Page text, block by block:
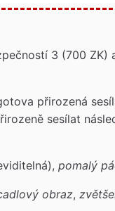
3 (700 ZK)
přirozená
sesílat
pomalý
obraz,